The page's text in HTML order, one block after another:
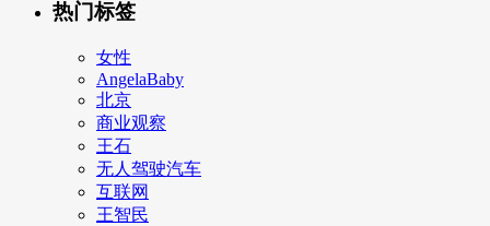
热门标签
女性
AngelaBaby
北京
商业观察
王石
无人驾驶汽车
互联网
王智民